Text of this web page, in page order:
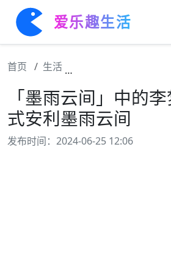
爱乐趣生活
首页 生活
「墨雨云间」中的
式安利墨雨云间
发布时间：2024-06-25 12:06